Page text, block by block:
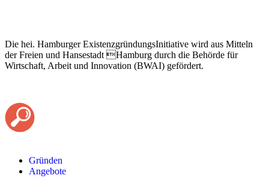
Die hei. Hamburger ExistenzgründungsInitiative wird aus Mitteln
der Freien und Hansestadt Hamburg durch die Behörde für
Wirtschaft, Arbeit und Innovation (BWAI) gefördert.
Gründen
Angebote